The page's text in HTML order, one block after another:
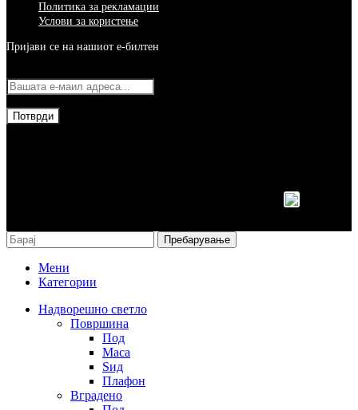
Политика за рекламации
Услови за користење
Пријави се на нашиот е-билтен
Пребарување
Мени
Категории
Надворешно светло
Површина
Под
Маса
Ѕид
Плафон
Вградено